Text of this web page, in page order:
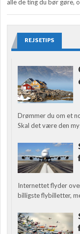
alle de ting du bør gøre,
REJSETIPS
Drømmer du om et
Skal det være den
Internettet flyder
billigste flybilletter,